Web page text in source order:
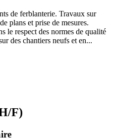
de ferblanterie. Travaux sur
plans et prise de mesures.
le respect des normes de qualité
des chantiers neufs et en...
F)